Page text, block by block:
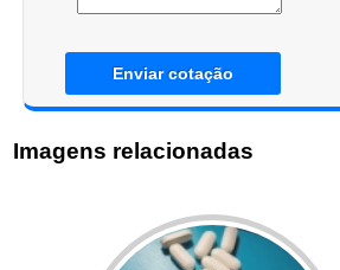
Enviar cotação
Imagens relacionadas